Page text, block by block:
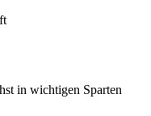
in wichtigen Sparten